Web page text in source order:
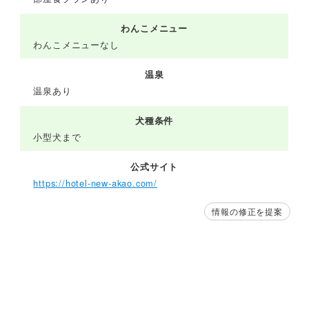
わんこメニュー
わんこメニューなし
温泉
温泉あり
犬種条件
小型犬まで
公式サイト
https://hotel-new-akao.com/
情報の修正を提案